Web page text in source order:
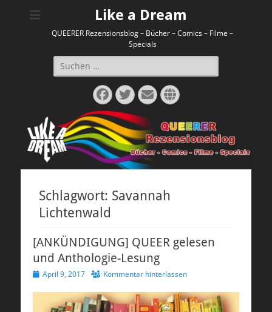
Like a Dream
QUEERER Rezensionsblog – Bücher – Comics – Filme –
Specials
Suchen
nach:
Facebook
Twitter
E-
Mail
Website
Schlagwort: Savannah
Lichtenwald
[ANKÜNDIGUNG] QUEER gelesen
und Anthologie-Lesung
Veröffentlicht
April 9, 2017 Kommentar hinterlassen